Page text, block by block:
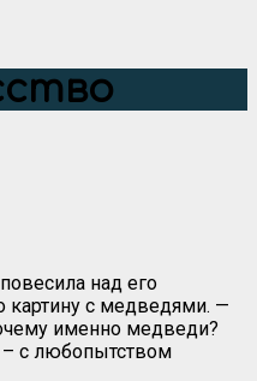
над его
с медведями. —
именно медведи?
с любопытством